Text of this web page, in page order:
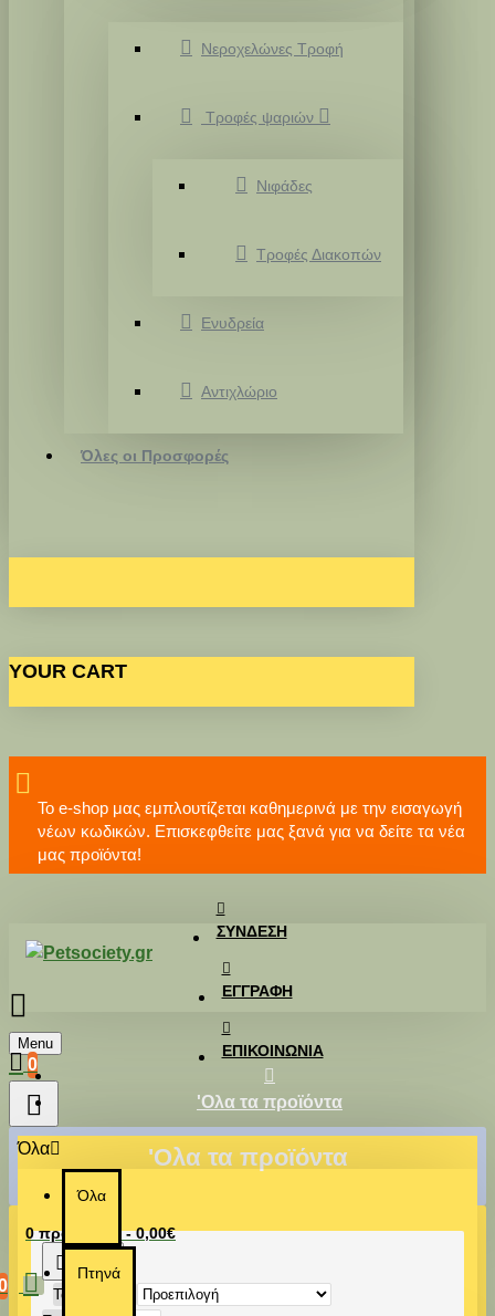
Νεροχελώνες Τροφή
Τροφές ψαριών
Νιφάδες
Τροφές Διακοπών
Ενυδρεία
Αντιχλώριο
Όλες οι Προσφορές
YOUR CART
Το e-shop μας εμπλουτίζεται καθημερινά με την εισαγωγή
νέων κωδικών. Επισκεφθείτε μας ξανά για να δείτε τα νέα
μας προϊόντα!
ΣΎΝΔΕΣΗ
ΕΓΓΡΑΦΉ
ΕΠΙΚΟΙΝΩΝΊΑ
Menu
0
Όλα
Όλα
Πτηνά
0 προϊόν(τα) - 0,00€
'Ολα τα προϊόντα
'Ολα τα προϊόντα
Ταξινόμηση: